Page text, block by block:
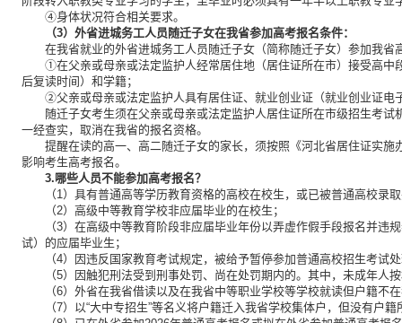
④身体状况符合相关要求。
（3）外省进城务工人员随迁子女在我省参加高考报名条件：
在我省就业的外省进城务工人员随迁子女（简称随迁子女）参加我
①在父亲或母亲或法定监护人经常居住地（居住证所在市）接受高
后复读时间）和学籍；
②父亲或母亲或法定监护人具有居住证、就业创业证（就业创业证电
随迁子女考生须在父亲或母亲或法定监护人居住证所在市级招生考
一经查实，取消在我省的报名资格。
提醒在读的高一、高二随迁子女的家长，须按照《河北省居住证实
影响考生高考报名。
3.哪些人员不能参加高考报名？
（1）具有普通高等学历教育资格的高校在校生，或已被普通高校录
（2）高级中等教育学校非应届毕业的在校生；
（3）在高级中等教育阶段非应届毕业年份以弄虚作假手段报名并
试）的应届毕业生；
（4）因违反国家教育考试规定，被给予暂停参加普通高校招生考试
（5）因触犯刑法受到刑事处罚、尚在处罚期内的。其中，未成年人
（6）外省在我省借读以及在我省中等职业学校等学校就读但户籍不
（7）以“大中专招生”等名义将户籍迁入我省学校集体户，但没有户